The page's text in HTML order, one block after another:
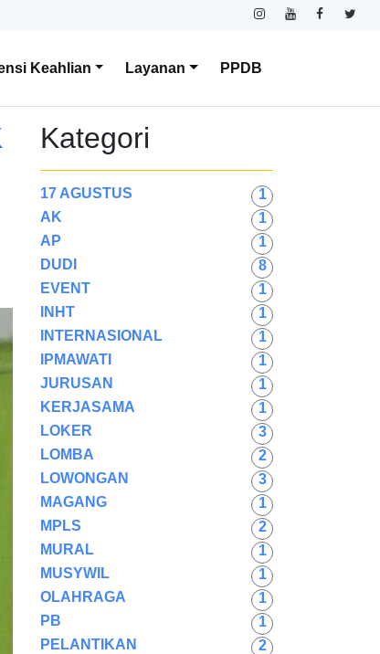
Keahlian Layanan PPDB
Kategori
17 AGUSTUS
1
AK
1
AP
1
DUDI
8
EVENT
1
INHT
1
INTERNASIONAL
1
IPMAWATI
1
JURUSAN
1
KERJASAMA
1
LOKER
3
LOMBA
2
LOWONGAN
3
MAGANG
1
MPLS
2
MURAL
1
MUSYWIL
1
OLAHRAGA
1
PB
1
PELANTIKAN
2